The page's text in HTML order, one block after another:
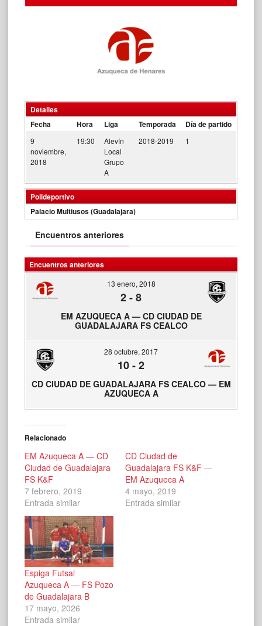
Detalles
Fecha
Hora Liga Temporada Día de partido
9
noviembre,
2018
19:30
Alevín
Local
Grupo
A
2018-2019 1
Polideportivo
Palacio Multiusos (Guadalajara)
Encuentros anteriores
Encuentros anteriores
13 enero, 2018
2-8
EM AZUQUECA A — CD CIUDAD DE
GUADALAJARA FS CEALCO
28 octubre, 2017
10-2
CD CIUDAD DE GUADALAJARA FS CEALCO — EM
AZUQUECA A
Relacionado
EM Azuqueca A — CD
Ciudad de Guadalajara
FS K&F
7 febrero, 2019
Entrada similar
CD Ciudad de
Guadalajara FS K&F —
EM Azuqueca A
4 mayo, 2019
Entrada similar
Espiga Futsal
Azuqueca A — FS Pozo
de Guadalajara B
17 mayo, 2026
Entrada similar